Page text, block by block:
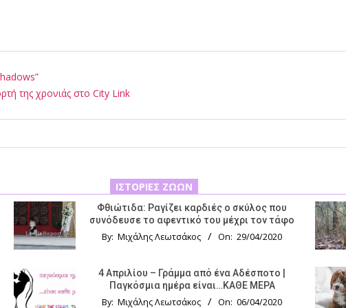
της χρονιάς στο City Link
ΙΣΤΟΡΊΕΣ ΖΏΩΝ
Φθιώτιδα: Ραγίζει καρδιές ο σκύλος που
συνόδευσε το αφεντικό του μέχρι τον τάφο
By: Μιχάλης Λεωτσάκος On: 29/04/2020
4 Απριλίου – Γράμμα από ένα Αδέσποτο |
Παγκόσμια ημέρα είναι…ΚΑΘΕ ΜΕΡΑ
By: Μιχάλης Λεωτσάκος On: 06/04/2020